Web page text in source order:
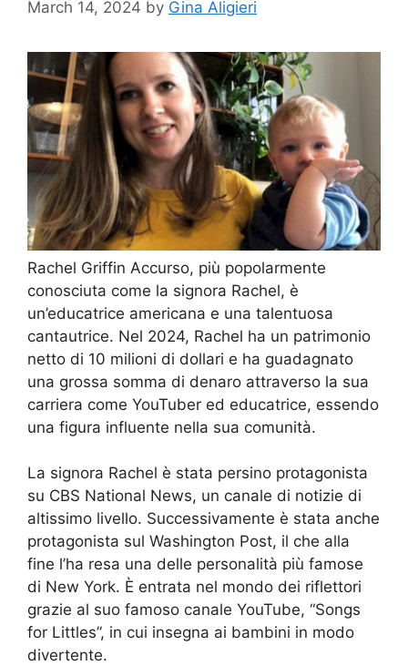
March 14, 2024 by Gina Aligieri
Rachel Griffin Accurso, più popolarmente
conosciuta come la signora Rachel, è
un’educatrice americana e una talentuosa
cantautrice. Nel 2024, Rachel ha un patrimonio
netto di 10 milioni di dollari e ha guadagnato
una grossa somma di denaro attraverso la sua
carriera come YouTuber ed educatrice, essendo
una figura influente nella sua comunità.
La signora Rachel è stata persino protagonista
su CBS National News, un canale di notizie di
altissimo livello. Successivamente è stata anche
protagonista sul Washington Post, il che alla
fine l’ha resa una delle personalità più famose
di New York. È entrata nel mondo dei riflettori
grazie al suo famoso canale YouTube, “Songs
for Littles”, in cui insegna ai bambini in modo
divertente.